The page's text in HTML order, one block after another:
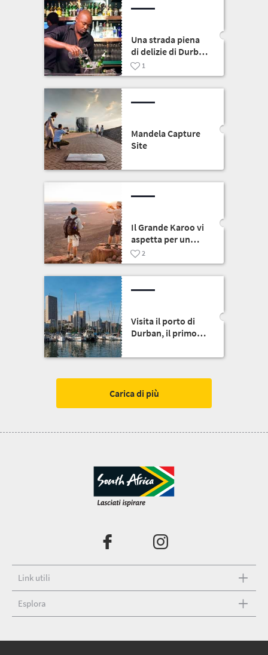
Una strada piena
di delizie di Durban
- Florida Road
1
Mandela Capture
Site
Il Grande Karoo vi
aspetta per un
viaggio
indimenticabile
2
Visita il porto di
Durban, il primo
per carico/scarico
Carica di più
Link utili
Esplora